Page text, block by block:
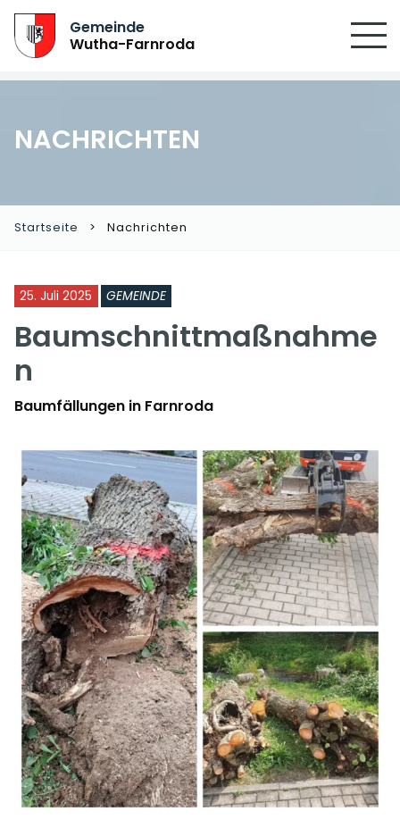
Gemeinde
Wutha-Farnroda
NACHRICHTEN
Startseite Nachrichten
25. Juli 2025 GEMEINDE
Baumschnittmaßnahme
n
Baumfällungen in Farnroda